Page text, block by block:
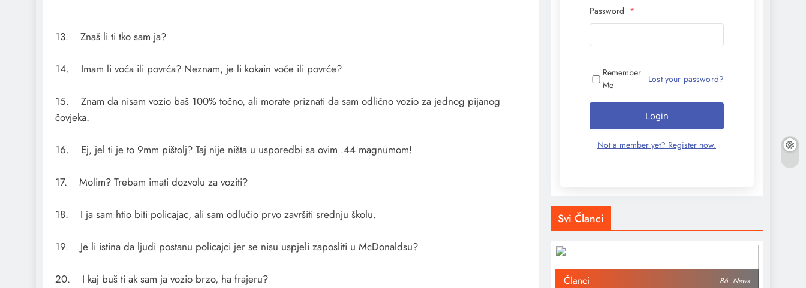
13. Znaš li ti tko sam ja?
14. Imam li voća ili povrća? Neznam, je li kokain voće ili povrće?
15. Znam da nisam vozio baš 100% točno, ali morate priznati da sam odlično vozio za jednog pijanog
čovjeka.
16. Ej, jel ti je to 9mm pištolj? Taj nije ništa u usporedbi sa ovim .44 magnumom!
17. Molim? Trebam imati dozvolu za voziti?
18. I ja sam htio biti policajac, ali sam odlučio prvo završiti srednju školu.
19. Je li istina da ljudi postanu policajci jer se nisu uspjeli zaposliti u McDonaldsu?
20. I kaj buš ti ak sam ja vozio brzo, ha frajeru?
Password *
Remember
Me
Lost your password?
Login
Not a member yet? Register now.
Svi Članci
Članci 86 News